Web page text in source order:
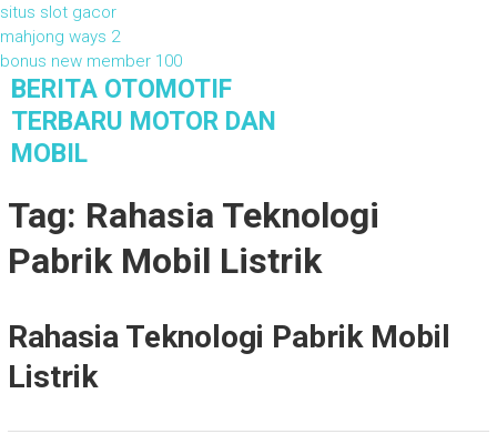
situs slot gacor
mahjong ways 2
bonus new member 100
BERITA OTOMOTIF
TERBARU MOTOR DAN
MOBIL
Tag: Rahasia Teknologi
Pabrik Mobil Listrik
Rahasia Teknologi Pabrik Mobil
Listrik